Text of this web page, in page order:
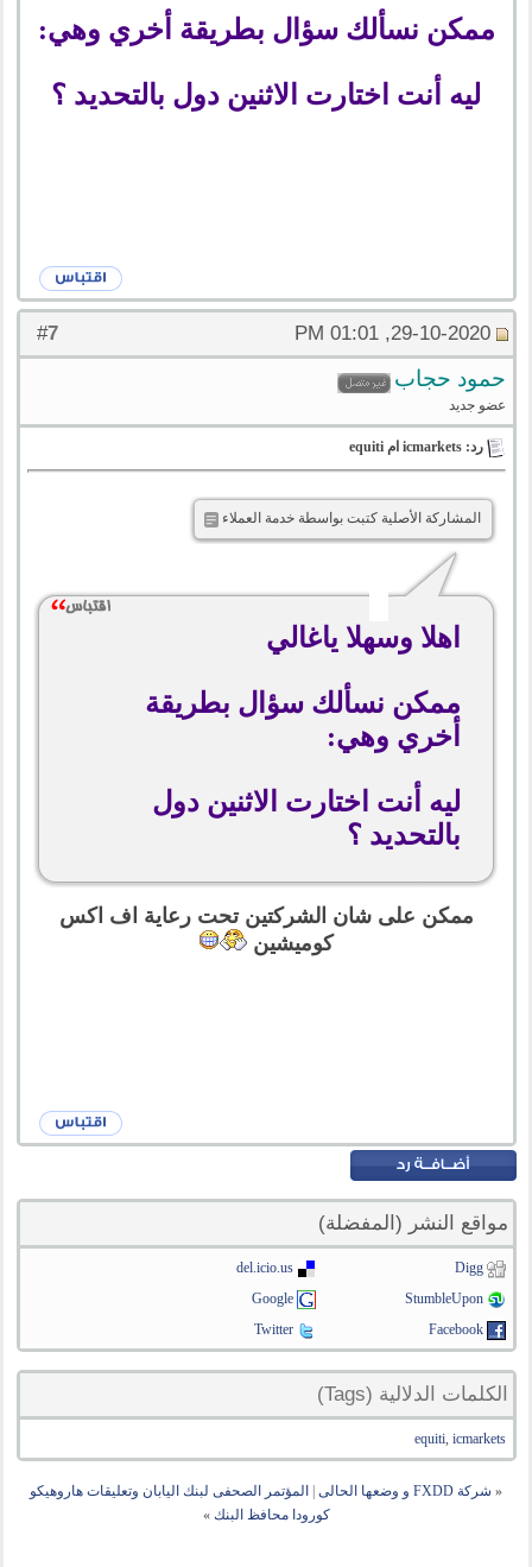
ممكن نسألك سؤال بطريقة أخري وهي:
ليه أنت اختارت الاثنين دول بالتحديد ؟
#
7 29-10-2020, 01:01 PM
حمود حجاب
عضو جديد
رد: icmarkets ام equiti
المشاركة الأصلية كتبت بواسطة خدمة العملاء
اهلا وسهلا ياغالي
ممكن نسألك سؤال بطريقة
أخري وهي:
ليه أنت اختارت الاثنين دول
بالتحديد ؟
ممكن على شان الشركتين تحت رعاية اف اكس
كوميشين
مواقع النشر (المفضلة)
Digg
del.icio.us
StumbleUpon
Google
Facebook
Twitter
الكلمات الدلالية (Tags)
equiti, icmarkets
« شركة FXDD و وضعها الحالى
المؤتمر الصحفى لبنك اليابان وتعليقات هاروهيكو
كورودا محافظ البنك »